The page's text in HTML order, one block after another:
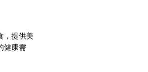
，提供美
健康需